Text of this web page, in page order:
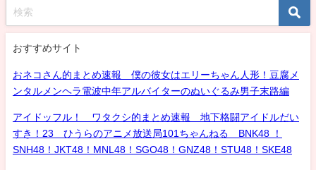
おすすめサイト
おネコさん的まとめ速報 僕の彼女はエリーちゃん人形！豆腐メ
ンタルメンヘラ電波中年アルバイターのぬいぐるみ男子末路編
アイドッフル！ ワタクシ的まとめ速報 地下格闘アイドルだい
すき！23 ひうらのアニメ放送局101ちゃんねる BNK48 ！
SNH48！JKT48！MNL48！SGO48！GNZ48！STU48！SKE48